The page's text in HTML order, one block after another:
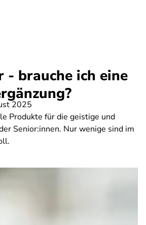
- brauche ich eine
2025
Produkte für die geistige und
Senior:innen. Nur wenige sind im